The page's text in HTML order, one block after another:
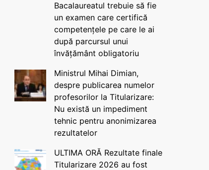
Bacalaureatul trebuie să fie
un examen care certifică
competențele pe care le ai
după parcursul unui
învățământ obligatoriu
Ministrul Mihai Dimian,
despre publicarea numelor
profesorilor la Titularizare:
Nu există un impediment
tehnic pentru anonimizarea
rezultatelor
ULTIMA ORĂ Rezultate finale
Titularizare 2026 au fost